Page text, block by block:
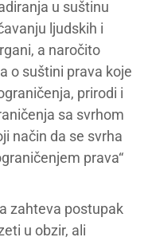
u suštinu
ljudskih i
a naročito
o suštini prava koje
prirodi i
sa svrhom
način da se svrha
prava“
zahteva postupak
u obzir, ali